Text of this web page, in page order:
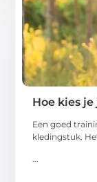
Hoe kies
Een goed
kledingstuk.
...